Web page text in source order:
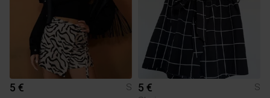
5 € S 5 €
S